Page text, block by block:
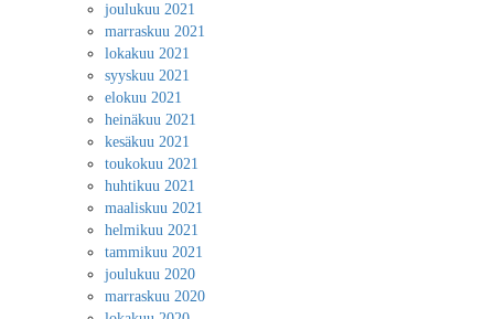
joulukuu 2021
marraskuu 2021
lokakuu 2021
syyskuu 2021
elokuu 2021
heinäkuu 2021
kesäkuu 2021
toukokuu 2021
huhtikuu 2021
maaliskuu 2021
helmikuu 2021
tammikuu 2021
joulukuu 2020
marraskuu 2020